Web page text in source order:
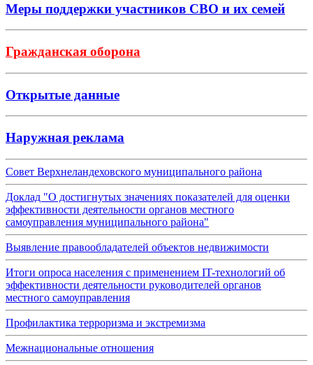
Меры поддержки участников СВО и их семей
Гражданская оборона
Открытые данные
Наружная реклама
Совет Верхнеландеховского муниципального района
Доклад "О достигнутых значениях показателей для оценки
эффективности деятельности органов местного
самоуправления муниципального района"
Выявление правообладателей объектов недвижимости
Итоги опроса населения с применением IT-технологий об
эффективности деятельности руководителей органов
местного самоуправления
Профилактика терроризма и экстремизма
Межнациональные отношения